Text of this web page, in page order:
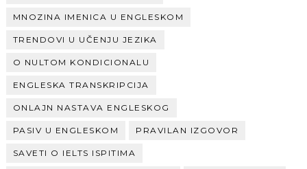
MNOZINA IMENICA U ENGLESKOM
TRENDOVI U UČENJU JEZIKA
O NULTOM KONDICIONALU
ENGLESKA TRANSKRIPCIJA
ONLAJN NASTAVA ENGLESKOG
PASIV U ENGLESKOM PRAVILAN IZGOVOR
SAVETI O IELTS ISPITIMA